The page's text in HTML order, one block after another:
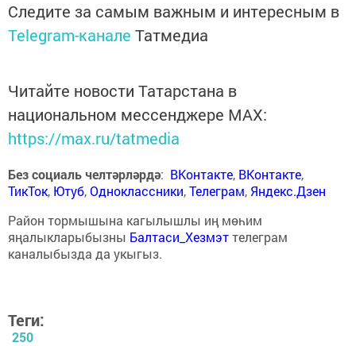
Следите за самым важным и интересным в
Telegram-канале Татмедиа
Читайте новости Татарстана в
национальном мессенджере MАХ:
https://max.ru/tatmedia
Без социаль челтәрләрдә: ВКонтакте, ВКонтакте,
ТикТок, Ютуб,Одноклассники,Телеграм, Яндекс.Дзен
Район тормышына кагылышлы иң мөһим
яңалыкларыбызны Балтаси_Хезмэттелеграм
каналыбызда да укыгыз.
Теги:
250